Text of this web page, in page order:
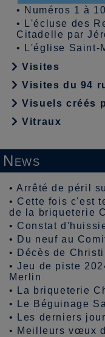
• Numéros 1 à 10
•
L'écluse des
Citadelle par
•
L'église Saint-
Visites
Visites du 94
Visuels créés
Vitraux
News
•Arrêté de péril
• Cette fois c'est
de la briqueterie
• Constat
•
Du neuf au
•
Décès de
•Jeu de piste
Merlin
•
La briqueterie
•
Le Béguinage
•
Les derniers
• Meilleurs vœux